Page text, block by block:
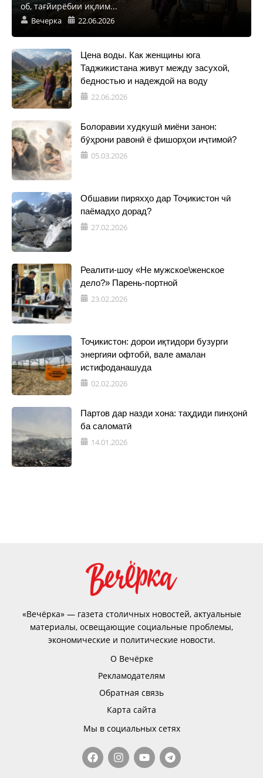
об, тағйирёбии иқлим...
Вечерка 22.06.2026
Цена воды. Как женщины юга
Таджикистана живут между засухой,
бедностью и надеждой на воду
22.06.2026
Болоравии худкушӣ миёни занон:
бӯҳрони равонӣ ё фишорҳои иҷтимоӣ?
05.03.2026
Обшавии пиряхҳо дар Тоҷикистон чӣ
паёмадҳо дорад?
27.02.2026
Реалити-шоу «Не мужское\женское
дело?» Парень-портной
23.02.2026
Тоҷикистон: дорои иқтидори бузурги
энергияи офтобӣ, вале амалан
истифоданашуда
02.02.2026
Партов дар назди хона: таҳдиди пинҳонӣ
ба саломатӣ
14.01.2026
«Вечёрка» — газета столичных новостей, актуальные
материалы, освещающие социальные проблемы,
экономические и политические новости.
О Вечёрке
Рекламодателям
Обратная связь
Карта сайта
Мы в социальных сетях